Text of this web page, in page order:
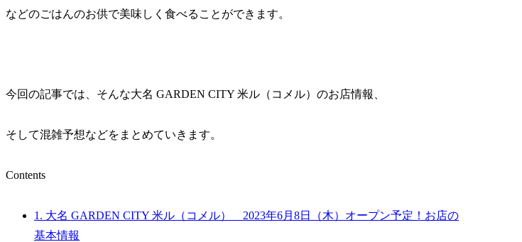
などのごはんのお供で美味しく食べることができます。
今回の記事では、そんな大名 GARDEN CITY 米ル（コメル）のお店情報、
そして混雑予想などをまとめていきます。
Contents
1. 大名 GARDEN CITY 米ル（コメル） 2023年6月8日（木）オープン予定！お店の
基本情報